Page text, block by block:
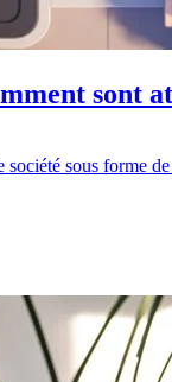
sont
société sous forme